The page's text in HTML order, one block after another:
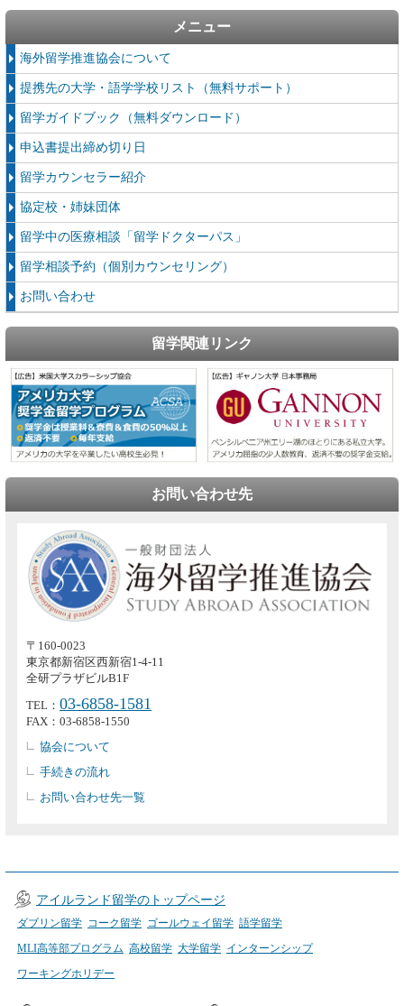
メニュー
海外留学推進協会について
提携先の大学・語学学校リスト（無料サポート）
留学ガイドブック（無料ダウンロード）
申込書提出締め切り日
留学カウンセラー紹介
協定校・姉妹団体
留学中の医療相談「留学ドクターパス」
留学相談予約（個別カウンセリング）
お問い合わせ
留学関連リンク
お問い合わせ先
〒160-0023
東京都新宿区西新宿1-4-11
全研プラザビルB1F
TEL：03-6858-1581
FAX：03-6858-1550
協会について
手続きの流れ
お問い合わせ先一覧
アイルランド留学のトップページ
ダブリン留学 コーク留学 ゴールウェイ留学 語学留学
MLI高等部プログラム 高校留学 大学留学 インターンシップ
ワーキングホリデー